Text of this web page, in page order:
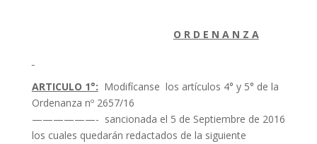
O R D E N A N Z A
ARTICULO 1°: Modifícanse los artículos 4° y 5° de la
Ordenanza nº 2657/16
——————- sancionada el 5 de Septiembre de 2016
los cuales quedarán redactados de la siguiente